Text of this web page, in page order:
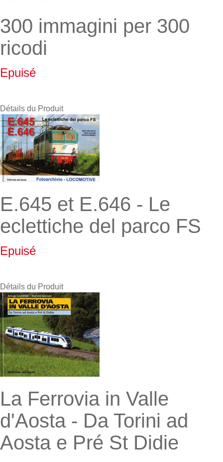
300 immagini per 300
ricodi
Epuisé
Détails du Produit
E.645 et E.646 - Le
eclettiche del parco FS
Epuisé
Détails du Produit
La Ferrovia in Valle
d'Aosta - Da Torini ad
Aosta e Pré St Didie